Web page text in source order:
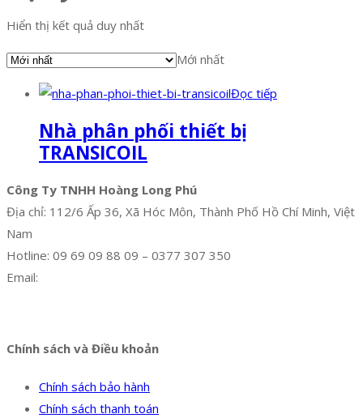
Hiển thị kết quả duy nhất
Mới nhất
Đọc tiếp
Nhà phân phối thiết bị
TRANSICOIL
Công Ty TNHH Hoàng Long Phú
Địa chỉ: 112/6 Ấp 36, Xã Hóc Môn, Thành Phố Hồ Chí Minh, Việt
Nam
Hotline: 09 69 09 88 09 – 0377 307 350
Email:
Chính sách và Điều khoản
Chính sách bảo hành
Chính sách thanh toán